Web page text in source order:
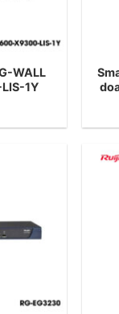
WALL
1Y